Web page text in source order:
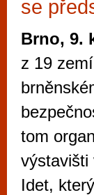
se
Brno, 9.
z 19
tom
výstavišti
Idet,
Mimo jiné
po